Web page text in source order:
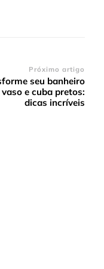
Próximo artigo
seu banheiro
e cuba pretos:
dicas incríveis